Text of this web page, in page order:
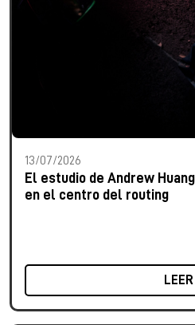
13/07/2026
El estudio de Andrew
en el centro del routing
LEER